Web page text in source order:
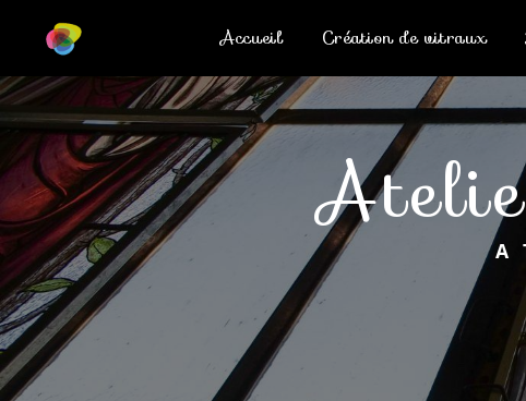
Accueil Création de vitraux